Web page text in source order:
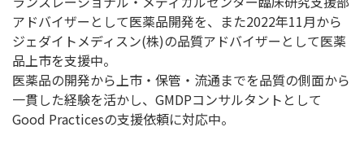
アドバイザーとして医薬品開発を、また2022年11月から
ジェダイトメディスン(株)の品質アドバイザーとして医薬
品上市を支援中。
医薬品の開発から上市・保管・流通までを品質の側面から
一貫した経験を活かし、GMDPコンサルタントとして
Good Practicesの支援依頼に対応中。